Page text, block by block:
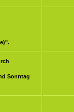
Sonntag